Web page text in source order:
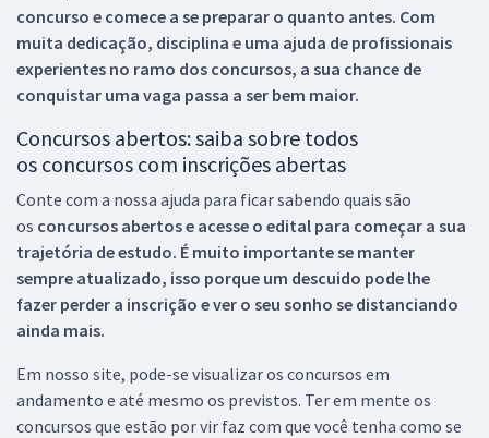
concurso e comece a se preparar o quanto antes. Com
muita dedicação, disciplina e uma ajuda de profissionais
experientes no ramo dos concursos, a sua chance de
conquistar uma vaga passa a ser bem maior.
Concursos abertos: saiba sobre todos
os concursos com inscrições abertas
Conte com a nossa ajuda para ficar sabendo quais são
os concursos abertos e acesse o edital para começar a sua
trajetória de estudo. É muito importante se manter
sempre atualizado, isso porque um descuido pode lhe
fazer perder a inscrição e ver o seu sonho se distanciando
ainda mais.
Em nosso site, pode-se visualizar os concursos em
andamento e até mesmo os previstos. Ter em mente os
concursos que estão por vir faz com que você tenha como se